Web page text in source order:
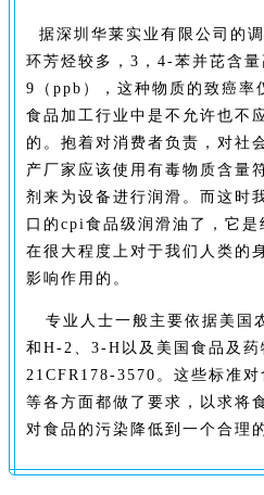
据深圳华莱实业有限公司的
环芳烃较多，3，4-苯并芘含
9（ppb），这种物质的致癌率
食品加工行业中是不允许也不
的。抱着对消费者负责，对社
产厂家应该使用有毒物质含量
剂来为设备进行润滑。而这时
口的cpi食品级润滑油了，它是
在很大程度上对于我们人类的
影响作用的。
专业人士一般主要依据美国
和H-2、3-H以及美国食品及
21CFR178-3570。这些标准
等各方面都做了要求，以求将
对食品的污染降低到一个合理